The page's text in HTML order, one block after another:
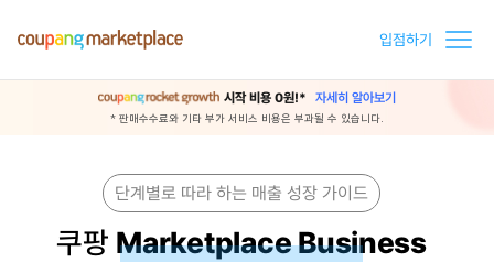
입점하기
시작 비용 0원!* 자세히 알아보기
* 판매수수료와 기타 부가 서비스 비용은 부과될 수 있습니다.
단계별로 따라 하는 매출 성장 가이드
쿠팡 Marketplace Business